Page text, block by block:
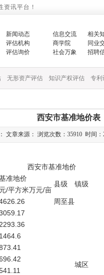
讯平台！
新闻动态
评估机构
评估询价
信息交流
相关
商学院
同业
社会万象
招聘
无形资产评估 知识产权评估 专利
西安市基准地价表
文章来源： 浏览次数：35910 时间：
西安市基准地价
准地价
县级 镇级
元/平方米万元/亩
周至县
城区
2293.36
1464.6